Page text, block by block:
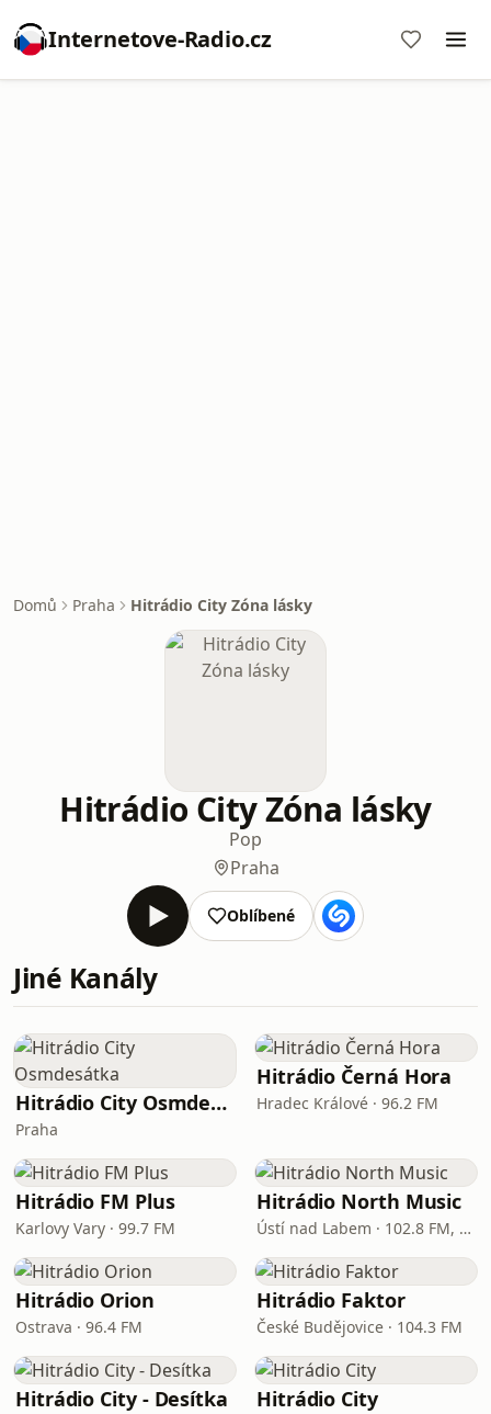
Internetove-Radio.cz
Domů Praha Hitrádio City Zóna lásky
Hitrádio City Zóna lásky
Pop
Praha
Oblíbené
Jiné Kanály
Hitrádio City Osmdesátka
Praha
Hitrádio Černá Hora
Hradec Králové · 96.2 FM
Hitrádio FM Plus
Karlovy Vary · 99.7 FM
Hitrádio North Music
Ústí nad Labem · 102.8 FM, 106.2 FM
Hitrádio Orion
Ostrava · 96.4 FM
Hitrádio Faktor
České Budějovice · 104.3 FM
Hitrádio City - Desítka Hitrádio City